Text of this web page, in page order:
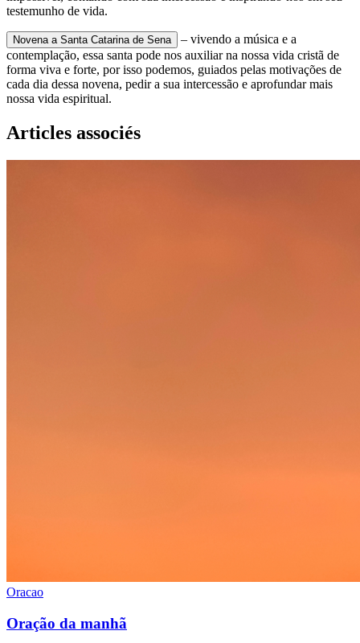
testemunho de vida.
Novena a Santa Catarina de Sena
– vivendo a música e a
contemplação, essa santa pode nos auxiliar na nossa vida cristã de
forma viva e forte, por isso podemos, guiados pelas motivações de
cada dia dessa novena, pedir a sua intercessão e aprofundar mais
nossa vida espiritual.
Articles associés
Oracao
Oração da manhã